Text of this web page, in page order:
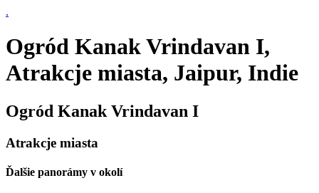
.
Ogród Kanak Vrindavan I,
Atrakcje miasta, Jaipur, Indie
Ogród Kanak Vrindavan I
Atrakcje miasta
Ďalšie panorámy v okolí